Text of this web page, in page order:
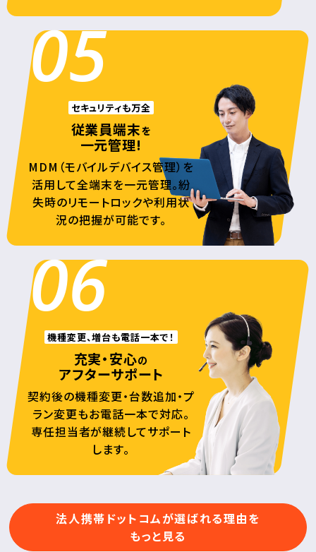
05
セキュリティも万全
従業員端末を
一元管理!
MDM（モバイルデバイス管理）を
活用して全端末を一元管理。紛
失時のリモートロックや利用状
況の把握が可能です。
06
機種変更、増台も電話一本で！
充実・安心の
アフターサポート
契約後の機種変更・台数追加・プ
ラン変更もお電話一本で対応。
専任担当者が継続してサポート
します。
法人携帯ドットコムが選ばれる理由を
もっと見る